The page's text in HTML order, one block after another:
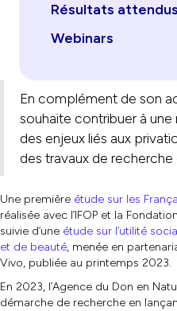
Résultats attendus
Webinars
En complément de son
souhaite contribuer à
des enjeux liés aux
des travaux de recherche
Une première étude sur les
réalisée avec l’IFOP et la
suivie d’une étude sur l’utilité
et de beauté, menée en
Vivo, publiée au printemps 2023.
En 2023, l’Agence du Don en
démarche de recherche en